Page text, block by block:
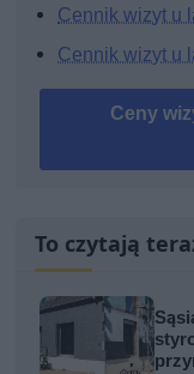
Cennik wizyt u
Cennik wizyt u
Ceny
To czytają